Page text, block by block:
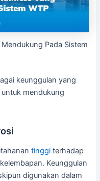
Pada Sistem
keunggulan yang
untuk mendukung
tinggi terhadap
Keunggulan
digunakan dalam